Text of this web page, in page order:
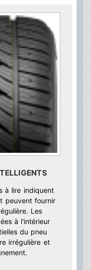
à lire indiquent
peuvent fournir
Les
à l'intérieur
du pneu
irrégulière et